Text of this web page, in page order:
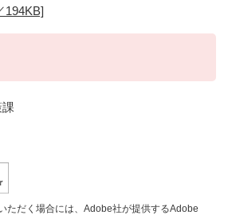
194KB]
ただく場合には、Adobe社が提供するAdobe